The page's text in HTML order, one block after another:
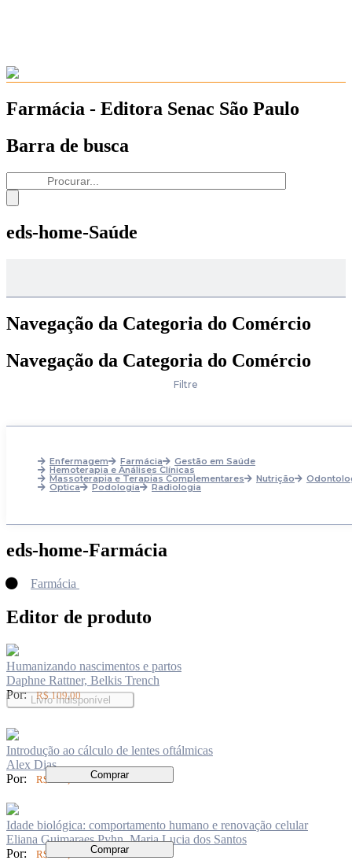
Farmácia - Editora Senac São Paulo
Barra de busca
eds-home-Saúde
Navegação da Categoria do Comércio
Navegação da Categoria do Comércio
Filtre
Enfermagem Farmácia Gestão em Saúde
Hemoterapia e Análises Clínicas
Massoterapia e Terapias Complementares Nutrição
Optica Podologia Radiologia
eds-home-Farmácia
Farmácia
Editor de produto
Humanizando nascimentos e partos
Daphne Rattner, Belkis Trench
Por:
R$ 109,00
Livro Indisponível
Introdução ao cálculo de lentes oftálmicas
Alex Dias
Por:
R$ 150,00 Comprar
Idade biológica: comportamento humano e renovação celular
Eliana Guimaraes Pyhn, Maria Lucia dos Santos
Por:
R$ 104,00 Comprar